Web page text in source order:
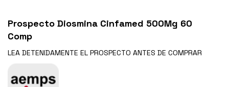
Prospecto Diosmina Cinfamed 500Mg 60
Comp
LEA DETENIDAMENTE EL PROSPECTO ANTES DE COMPRAR